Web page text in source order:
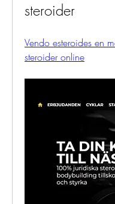
steroider
Vendo esteroides en
steroider online